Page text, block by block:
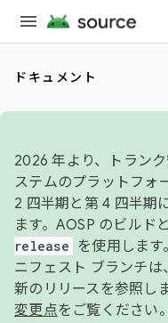
ドキュメント
2026 年より、トラン
ステムのプラットフォ
2 四半期と第 4 四半期
ます。AOSP のビルド
release
を使用します。
ニフェスト ブランチ
新のリリースを参照し
変更点をご覧ください。